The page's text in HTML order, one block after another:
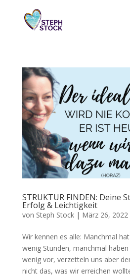
STRUKTUR FINDEN: Deine
Erfolg & Leichtigkeit
von Steph Stock| März 26, 2022
Wir kennen es alle: Manchmal
wenig Stunden, manchmal
wenig vor, verzetteln uns aber
nicht das, was wir erreichen